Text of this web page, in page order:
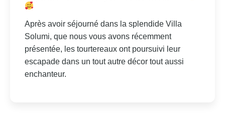
Après avoir séjourné dans la splendide Villa
Solumi, que nous vous avons récemment
présentée, les tourtereaux ont poursuivi leur
escapade dans un tout autre décor tout aussi
enchanteur.